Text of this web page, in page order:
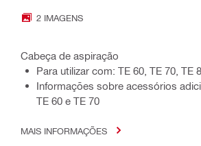
2 IMAGENS
Cabeça de aspiração
Para utilizar com: TE 60, TE 70, TE
Informações sobre acessórios
TE 60 e TE 70
MAIS INFORMAÇÕES